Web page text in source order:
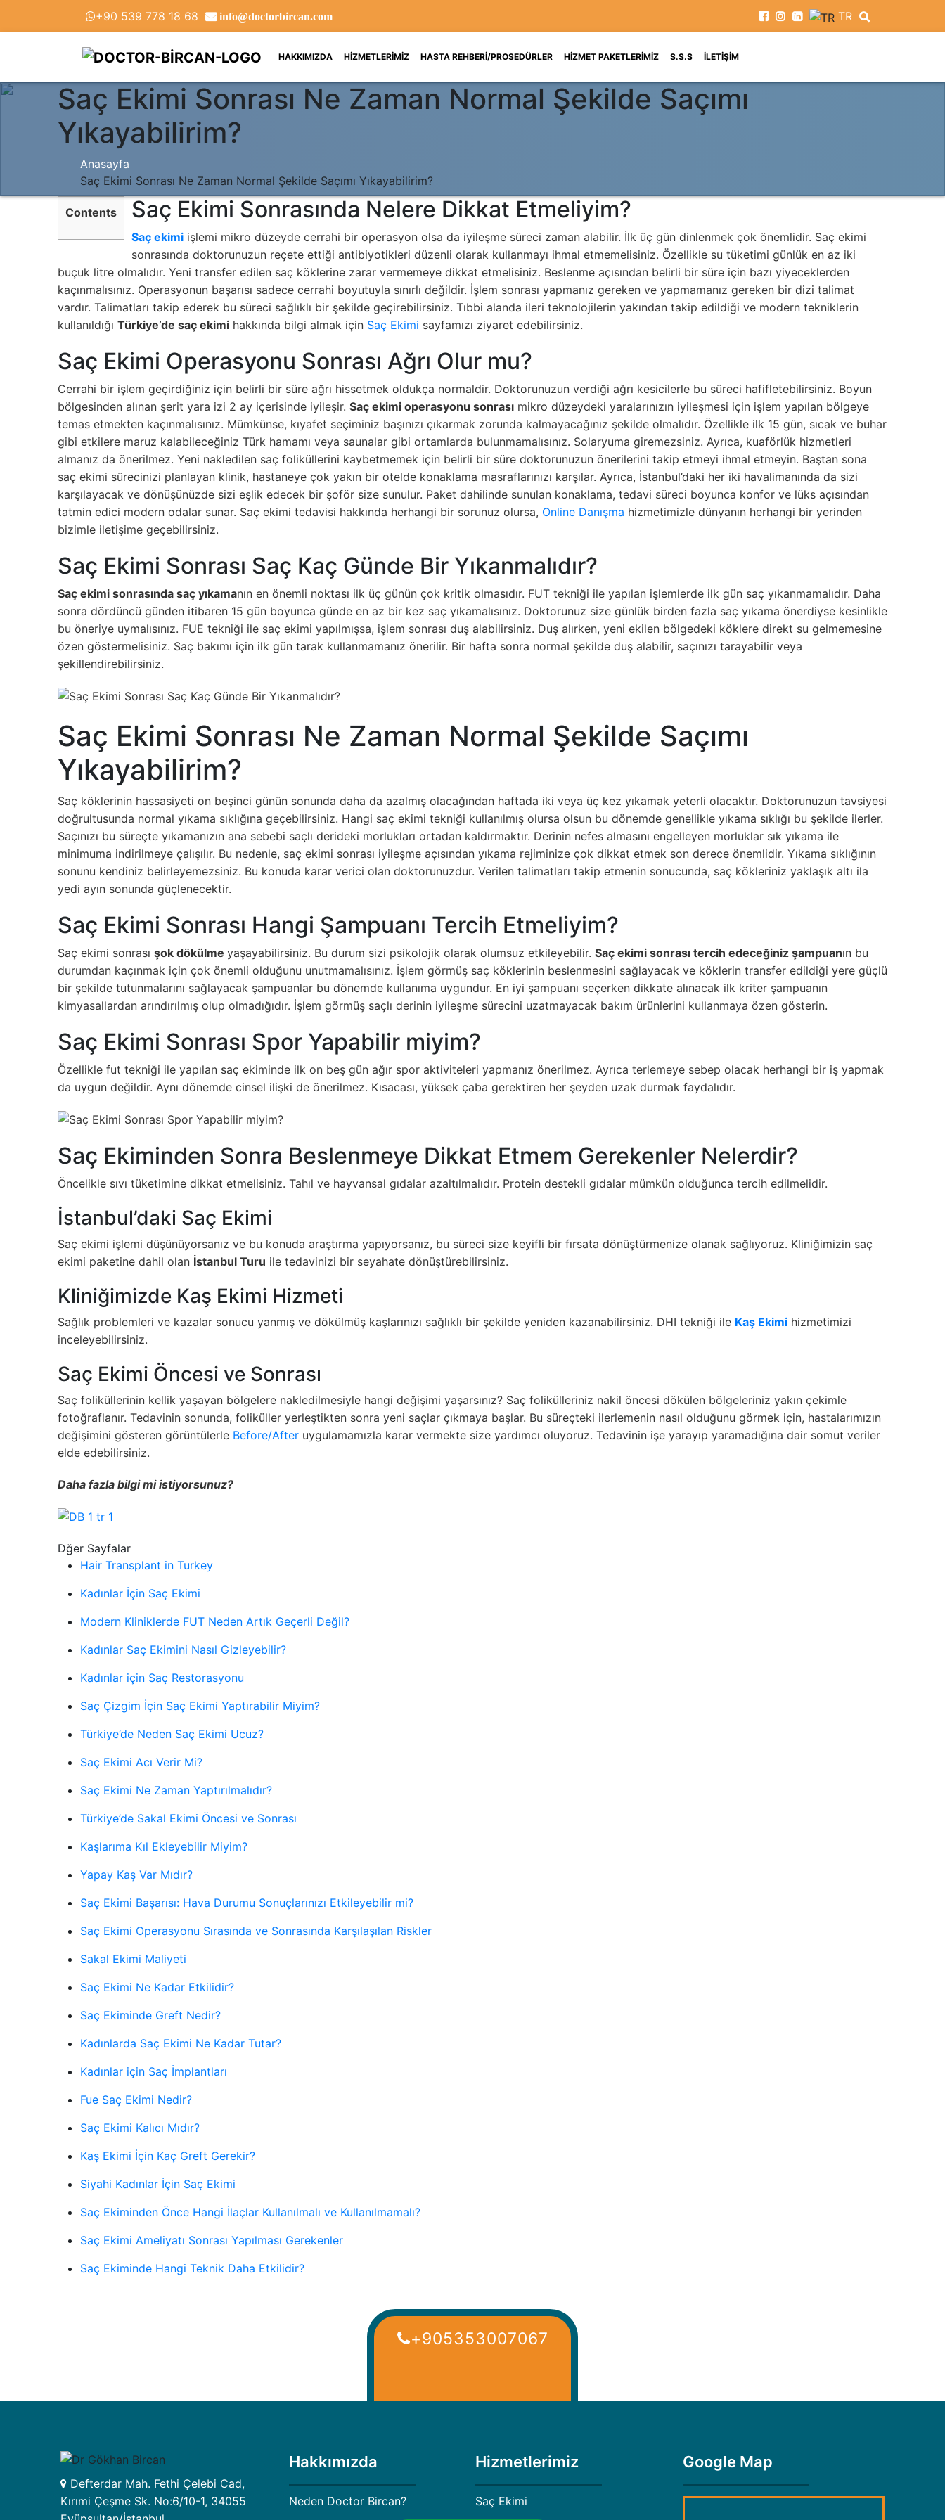
‪+90 539 778 18 68‬ info@doctorbircan.com TR
HAKKIMIZDA(CURRENT)
HIZMETLERIMIZ HASTA REHBERI/PROSEDÜRLER HIZMET PAKETLERIMIZ S.S.S İLETIŞIM
Saç Ekimi Sonrası Ne Zaman Normal Şekilde Saçımı
Yıkayabilirim?
Anasayfa
Saç Ekimi Sonrası Ne Zaman Normal Şekilde Saçımı Yıkayabilirim?
Contents Saç Ekimi Sonrasında Nelere Dikkat Etmeliyim?
Saç ekimi işlemi mikro düzeyde cerrahi bir operasyon olsa da iyileşme süreci zaman alabilir. İlk üç gün dinlenmek çok önemlidir. Saç ekimi
sonrasında doktorunuzun reçete ettiği antibiyotikleri düzenli olarak kullanmayı ihmal etmemelisiniz. Özellikle su tüketimi günlük en az iki
buçuk litre olmalıdır. Yeni transfer edilen saç köklerine zarar vermemeye dikkat etmelisiniz. Beslenme açısından belirli bir süre için bazı yiyeceklerden
kaçınmalısınız. Operasyonun başarısı sadece cerrahi boyutuyla sınırlı değildir. İşlem sonrası yapmanız gereken ve yapmamanız gereken bir dizi talimat
vardır. Talimatları takip ederek bu süreci sağlıklı bir şekilde geçirebilirsiniz. Tıbbi alanda ileri teknolojilerin yakından takip edildiği ve modern tekniklerin
kullanıldığı Türkiye’de saç ekimi hakkında bilgi almak için Saç Ekimi sayfamızı ziyaret edebilirsiniz.
Saç Ekimi Operasyonu Sonrası Ağrı Olur mu?
Cerrahi bir işlem geçirdiğiniz için belirli bir süre ağrı hissetmek oldukça normaldir. Doktorunuzun verdiği ağrı kesicilerle bu süreci hafifletebilirsiniz. Boyun
bölgesinden alınan şerit yara izi 2 ay içerisinde iyileşir. Saç ekimi operasyonu sonrası mikro düzeydeki yaralarınızın iyileşmesi için işlem yapılan bölgeye
temas etmekten kaçınmalısınız. Mümkünse, kıyafet seçiminiz başınızı çıkarmak zorunda kalmayacağınız şekilde olmalıdır. Özellikle ilk 15 gün, sıcak ve buhar
gibi etkilere maruz kalabileceğiniz Türk hamamı veya saunalar gibi ortamlarda bulunmamalısınız. Solaryuma giremezsiniz. Ayrıca, kuaförlük hizmetleri
almanız da önerilmez. Yeni nakledilen saç foliküllerini kaybetmemek için belirli bir süre doktorunuzun önerilerini takip etmeyi ihmal etmeyin. Baştan sona
saç ekimi sürecinizi planlayan klinik, hastaneye çok yakın bir otelde konaklama masraflarınızı karşılar. Ayrıca, İstanbul’daki her iki havalimanında da sizi
karşılayacak ve dönüşünüzde sizi eşlik edecek bir şoför size sunulur. Paket dahilinde sunulan konaklama, tedavi süreci boyunca konfor ve lüks açısından
tatmin edici modern odalar sunar. Saç ekimi tedavisi hakkında herhangi bir sorunuz olursa, Online Danışma hizmetimizle dünyanın herhangi bir yerinden
bizimle iletişime geçebilirsiniz.
Saç Ekimi Sonrası Saç Kaç Günde Bir Yıkanmalıdır?
Saç ekimi sonrasında saç yıkamanın en önemli noktası ilk üç günün çok kritik olmasıdır. FUT tekniği ile yapılan işlemlerde ilk gün saç yıkanmamalıdır. Daha
sonra dördüncü günden itibaren 15 gün boyunca günde en az bir kez saç yıkamalısınız. Doktorunuz size günlük birden fazla saç yıkama önerdiyse kesinlikle
bu öneriye uymalısınız. FUE tekniği ile saç ekimi yapılmışsa, işlem sonrası duş alabilirsiniz. Duş alırken, yeni ekilen bölgedeki köklere direkt su gelmemesine
özen göstermelisiniz. Saç bakımı için ilk gün tarak kullanmamanız önerilir. Bir hafta sonra normal şekilde duş alabilir, saçınızı tarayabilir veya
şekillendirebilirsiniz.
Saç Ekimi Sonrası Ne Zaman Normal Şekilde Saçımı
Yıkayabilirim?
Saç köklerinin hassasiyeti on beşinci günün sonunda daha da azalmış olacağından haftada iki veya üç kez yıkamak yeterli olacaktır. Doktorunuzun tavsiyesi
doğrultusunda normal yıkama sıklığına geçebilirsiniz. Hangi saç ekimi tekniği kullanılmış olursa olsun bu dönemde genellikle yıkama sıklığı bu şekilde ilerler.
Saçınızı bu süreçte yıkamanızın ana sebebi saçlı derideki morlukları ortadan kaldırmaktır. Derinin nefes almasını engelleyen morluklar sık yıkama ile
minimuma indirilmeye çalışılır. Bu nedenle, saç ekimi sonrası iyileşme açısından yıkama rejiminize çok dikkat etmek son derece önemlidir. Yıkama sıklığının
sonunu kendiniz belirleyemezsiniz. Bu konuda karar verici olan doktorunuzdur. Verilen talimatları takip etmenin sonucunda, saç kökleriniz yaklaşık altı ila
yedi ayın sonunda güçlenecektir.
Saç Ekimi Sonrası Hangi Şampuanı Tercih Etmeliyim?
Saç ekimi sonrası şok dökülme yaşayabilirsiniz. Bu durum sizi psikolojik olarak olumsuz etkileyebilir. Saç ekimi sonrası tercih edeceğiniz şampuanın bu
durumdan kaçınmak için çok önemli olduğunu unutmamalısınız. İşlem görmüş saç köklerinin beslenmesini sağlayacak ve köklerin transfer edildiği yere güçlü
bir şekilde tutunmalarını sağlayacak şampuanlar bu dönemde kullanıma uygundur. En iyi şampuanı seçerken dikkate alınacak ilk kriter şampuanın
kimyasallardan arındırılmış olup olmadığıdır. İşlem görmüş saçlı derinin iyileşme sürecini uzatmayacak bakım ürünlerini kullanmaya özen gösterin.
Saç Ekimi Sonrası Spor Yapabilir miyim?
Özellikle fut tekniği ile yapılan saç ekiminde ilk on beş gün ağır spor aktiviteleri yapmanız önerilmez. Ayrıca terlemeye sebep olacak herhangi bir iş yapmak
da uygun değildir. Aynı dönemde cinsel ilişki de önerilmez. Kısacası, yüksek çaba gerektiren her şeyden uzak durmak faydalıdır.
Saç Ekiminden Sonra Beslenmeye Dikkat Etmem Gerekenler Nelerdir?
Öncelikle sıvı tüketimine dikkat etmelisiniz. Tahıl ve hayvansal gıdalar azaltılmalıdır. Protein destekli gıdalar mümkün olduğunca tercih edilmelidir.
İstanbul’daki Saç Ekimi
Saç ekimi işlemi düşünüyorsanız ve bu konuda araştırma yapıyorsanız, bu süreci size keyifli bir fırsata dönüştürmenize olanak sağlıyoruz. Kliniğimizin saç
ekimi paketine dahil olan İstanbul Turu ile tedavinizi bir seyahate dönüştürebilirsiniz.
Kliniğimizde Kaş Ekimi Hizmeti
Sağlık problemleri ve kazalar sonucu yanmış ve dökülmüş kaşlarınızı sağlıklı bir şekilde yeniden kazanabilirsiniz. DHI tekniği ile Kaş Ekimi hizmetimizi
inceleyebilirsiniz.
Saç Ekimi Öncesi ve Sonrası
Saç foliküllerinin kellik yaşayan bölgelere nakledilmesiyle hangi değişimi yaşarsınız? Saç folikülleriniz nakil öncesi dökülen bölgeleriniz yakın çekimle
fotoğraflanır. Tedavinin sonunda, foliküller yerleştikten sonra yeni saçlar çıkmaya başlar. Bu süreçteki ilerlemenin nasıl olduğunu görmek için, hastalarımızın
değişimini gösteren görüntülerle Before/After uygulamamızla karar vermekte size yardımcı oluyoruz. Tedavinin işe yarayıp yaramadığına dair somut veriler
elde edebilirsiniz.
Daha fazla bilgi mi istiyorsunuz?
Dğer Sayfalar
Hair Transplant in Turkey
Kadınlar İçin Saç Ekimi
Modern Kliniklerde FUT Neden Artık Geçerli Değil?
Kadınlar Saç Ekimini Nasıl Gizleyebilir?
Kadınlar için Saç Restorasyonu
Saç Çizgim İçin Saç Ekimi Yaptırabilir Miyim?
Türkiye’de Neden Saç Ekimi Ucuz?
Saç Ekimi Acı Verir Mi?
Saç Ekimi Ne Zaman Yaptırılmalıdır?
Türkiye’de Sakal Ekimi Öncesi ve Sonrası
Kaşlarıma Kıl Ekleyebilir Miyim?
Yapay Kaş Var Mıdır?
Saç Ekimi Başarısı: Hava Durumu Sonuçlarınızı Etkileyebilir mi?
Saç Ekimi Operasyonu Sırasında ve Sonrasında Karşılaşılan Riskler
Sakal Ekimi Maliyeti
Saç Ekimi Ne Kadar Etkilidir?
Saç Ekiminde Greft Nedir?
Kadınlarda Saç Ekimi Ne Kadar Tutar?
Kadınlar için Saç İmplantları
Fue Saç Ekimi Nedir?
Saç Ekimi Kalıcı Mıdır?
Kaş Ekimi İçin Kaç Greft Gerekir?
Siyahi Kadınlar İçin Saç Ekimi
Saç Ekiminden Önce Hangi İlaçlar Kullanılmalı ve Kullanılmamalı?
Saç Ekimi Ameliyatı Sonrası Yapılması Gerekenler
Saç Ekiminde Hangi Teknik Daha Etkilidir?
+905353007067
Defterdar Mah. Fethi Çelebi Cad,
Kırımi Çeşme Sk. No:6/10-1, 34055
Hakkımızda
Neden Doctor Bircan?
Hizmetlerimiz
Saç Ekimi
Google Map